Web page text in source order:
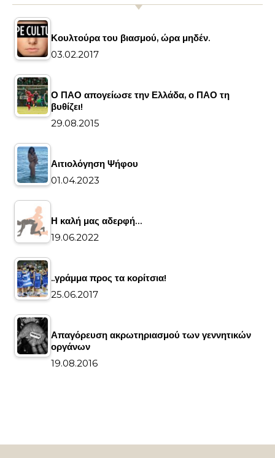
Κουλτούρα του βιασμού, ώρα μηδέν.
03.02.2017
Ο ΠΑΟ απογείωσε την Ελλάδα, ο ΠΑΟ τη
βυθίζει!
29.08.2015
Αιτιολόγηση Ψήφου
01.04.2023
Η καλή μας αδερφή…
19.06.2022
..γράμμα προς τα κορίτσια!
25.06.2017
Απαγόρευση ακρωτηριασμού των γεννητικών
οργάνων
19.08.2016